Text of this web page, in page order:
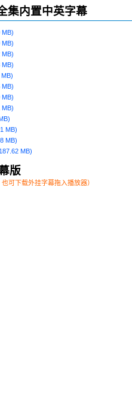
集内置中英字幕
MB)
MB)
MB)
MB)
MB)
MB)
MB)
MB)
MB)
MB)
版
也可下载外挂字幕拖入播放器）